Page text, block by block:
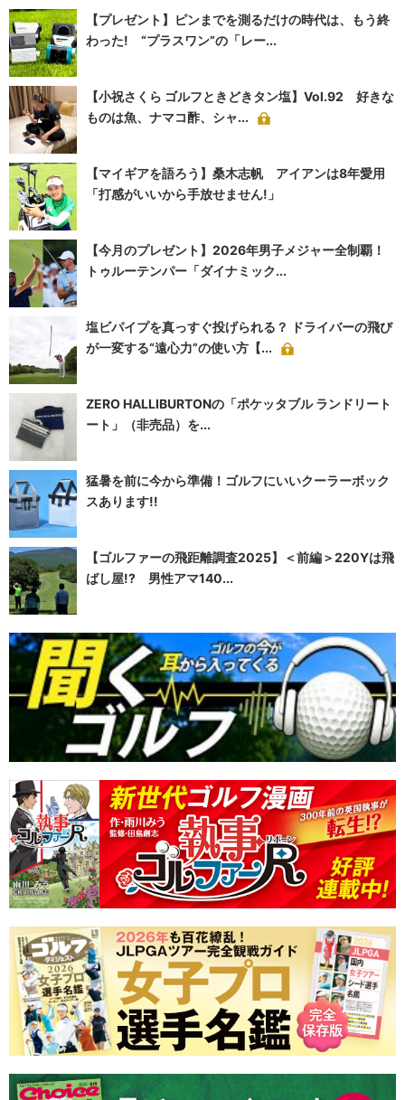
【プレゼント】ピンまでを測るだけの時代は、もう終
わった! “プラスワン”の「レー...
【小祝さくら ゴルフときどきタン塩】Vol.92 好きな
ものは魚、ナマコ酢、シャ...
【マイギアを語ろう】桑木志帆 アイアンは8年愛用
「打感がいいから手放せません!」
【今月のプレゼント】2026年男子メジャー全制覇！
トゥルーテンパー「ダイナミック...
塩ビパイプを真っすぐ投げられる？ ドライバーの飛び
が一変する“遠心力”の使い方【...
ZERO HALLIBURTONの「ポケッタブル ランドリート
ート」（非売品）を...
猛暑を前に今から準備！ゴルフにいいクーラーボック
スあります!!
【ゴルファーの飛距離調査2025】＜前編＞220Yは飛
ばし屋!? 男性アマ140...